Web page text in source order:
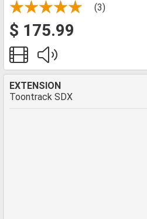
(3)
$ 175.99
EXTENSION
Toontrack SDX